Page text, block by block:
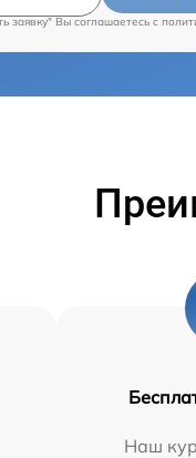
заявку" Вы соглашаетесь c
Наш